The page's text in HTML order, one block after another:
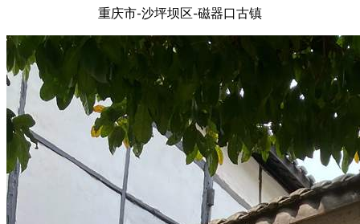
重庆市-沙坪坝区-磁器口古镇